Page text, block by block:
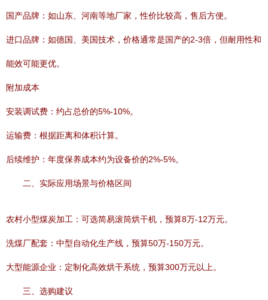
国产品牌：如山东、河南等地厂家，性价比较高，售后方便。
进口品牌：如德国、美国技术，价格通常是国产的2-3倍，但耐用性和
能效可能更优。
附加成本
安装调试费：约占总价的5%-10%。
运输费：根据距离和体积计算。
后续维护：年度保养成本约为设备价的2%-5%。
二、实际应用场景与价格区间
农村小型煤炭加工：可选简易滚筒烘干机，预算8万-12万元。
洗煤厂配套：中型自动化生产线，预算50万-150万元。
大型能源企业：定制化高效烘干系统，预算300万元以上。
三、选购建议